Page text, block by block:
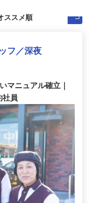
フ／深夜
マニュアル確立｜
社員